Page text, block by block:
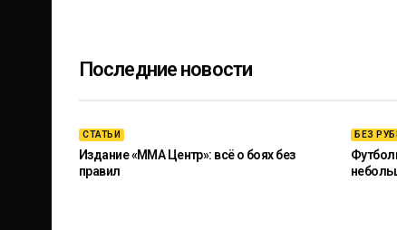
Последние новости
СТАТЬИ
Издание «ММА Центр»: всё о боях без
правил
БЕЗ